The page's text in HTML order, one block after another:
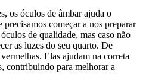
os óculos de âmbar ajuda o
começar a nos preparar
de qualidade, mas caso não
as luzes do seu quarto. De
Elas ajudam na correta
contribuindo para melhorar a